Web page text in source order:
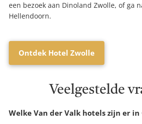
een bezoek aan Dinoland Zwolle, of ga
Hellendoorn.
Ontdek Hotel Zwolle
Veelgestelde
Welke Van der Valk hotels zijn er in